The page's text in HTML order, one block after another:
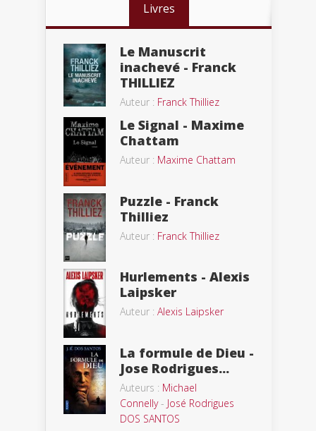
Livres
Le Manuscrit
inachevé - Franck
THILLIEZ
Auteur : Franck Thilliez
Le Signal - Maxime
Chattam
Auteur : Maxime Chattam
Puzzle - Franck
Thilliez
Auteur : Franck Thilliez
Hurlements - Alexis
Laipsker
Auteur : Alexis Laipsker
La formule de Dieu -
Jose Rodrigues...
Auteurs : Michael
Connelly- José Rodrigues
DOS SANTOS